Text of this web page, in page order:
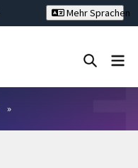
Mehr Sprachen